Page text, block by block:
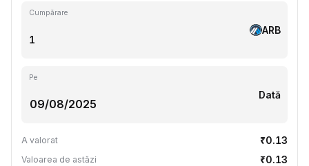
Cumpărare
ARB
Pe
Dată
A valorat ₹0.13
Valoarea de astăzi ₹0.13